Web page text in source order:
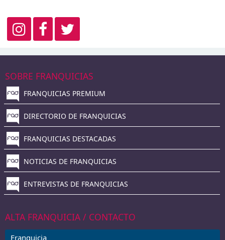
SOBRE FRANQUICIAS
FRANQUICIAS PREMIUM
DIRECTORIO DE FRANQUICIAS
FRANQUICIAS DESTACADAS
NOTICIAS DE FRANQUICIAS
ENTREVISTAS DE FRANQUICIAS
ALTA FRANQUICIA / CONTACTO